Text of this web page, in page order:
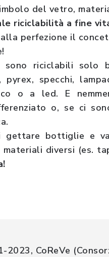
del vetro,
riciclabilità a fine
perfezione il
sono riciclabili solo
pyrex, specchi,
o a led. E
o, se ci
gettare bottiglie e
materiali diversi (es.
2023, CoReVe